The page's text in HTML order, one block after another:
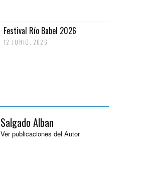
Festival Río Babel 2026
12 JUNIO, 2026
Salgado Alban
Ver publicaciones del Autor